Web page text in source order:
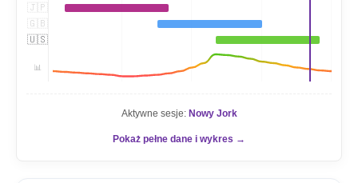
🇯🇵
🇬🇧
🇺🇸
📊
Aktywne sesje: Nowy Jork
Pokaż pełne dane i wykres →